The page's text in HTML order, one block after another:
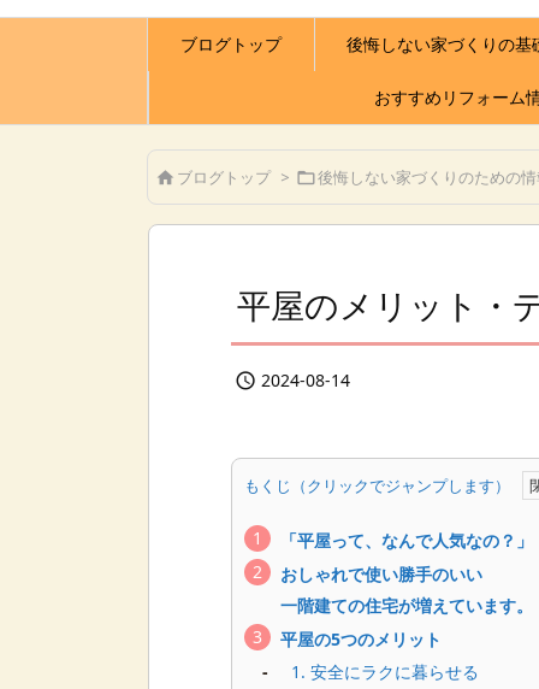
ブログトップ 後悔しない家づくりの基
おすすめリフォーム
 ブログトップ > 後悔しない家づくりのための
平屋のメリット・
 2024-08-14
もくじ（クリックでジャンプします）
「平屋って、なんで人気なの？」
おしゃれで使い勝手のいい
一階建ての住宅が増えています。
平屋の5つのメリット
1. 安全にラクに暮らせる